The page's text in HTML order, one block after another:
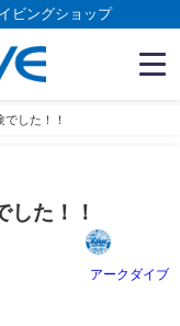
ビングショップ
した！！
した！！
アークダイブ